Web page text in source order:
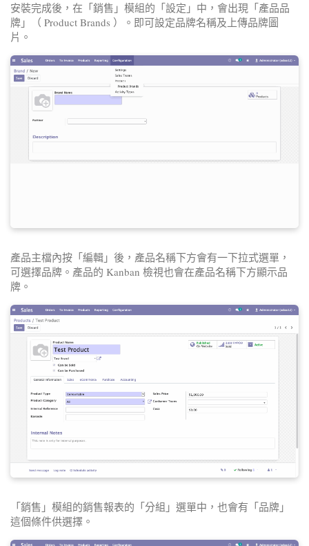
安裝完成後，在「銷售」模組的「設定」中，會出現「產品品
牌」（ Product Brands ）。即可設定品牌名稱及上傳品牌圖
片。
產品主檔內按「編輯」後，產品名稱下方會有一下拉式選單，
可選擇品牌。產品的 Kanban 檢視也會在產品名稱下方顯示品
牌。
「銷售」模組的銷售報表的「分組」選單中，也會有「品牌」
這個條件供選擇。